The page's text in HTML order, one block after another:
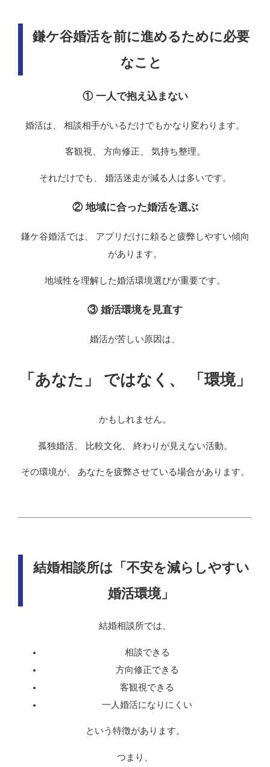
鎌ケ谷婚活を前に進めるために必要
なこと
① 一人で抱え込まない
婚活は、 相談相手がいるだけでもかなり変わります。
客観視、 方向修正、 気持ち整理。
それだけでも、 婚活迷走が減る人は多いです。
② 地域に合った婚活を選ぶ
鎌ケ谷婚活では、 アプリだけに頼ると疲弊しやすい傾向
があります。
地域性を理解した婚活環境選びが重要です。
③ 婚活環境を見直す
婚活が苦しい原因は、
「あなた」 ではなく、 「環境」
かもしれません。
孤独婚活、 比較文化、 終わりが見えない活動。
その環境が、 あなたを疲弊させている場合があります。
結婚相談所は「不安を減らしやすい
婚活環境」
結婚相談所では、
相談できる
方向修正できる
客観視できる
一人婚活になりにくい
という特徴があります。
つまり、